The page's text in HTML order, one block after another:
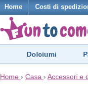
Home Costi di
Dolciumi
Home › Casa › Accessori e